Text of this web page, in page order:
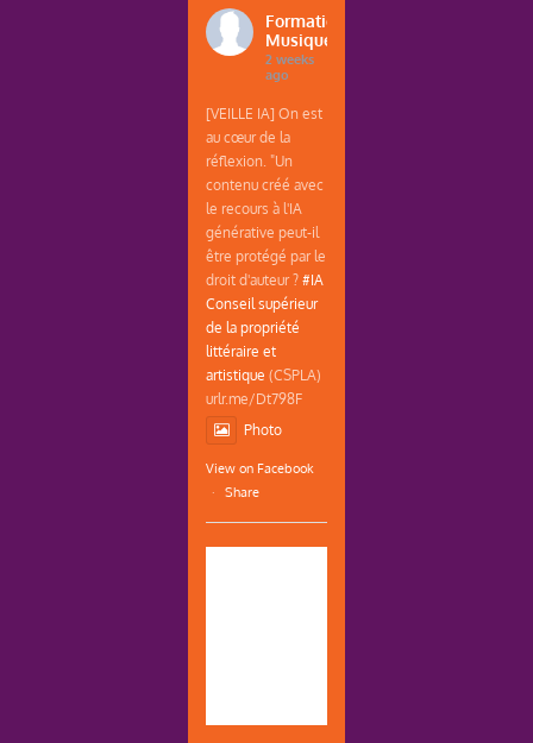
Formations
Musique
2 weeks
ago
[VEILLE IA] On est
au cœur de la
réflexion. "Un
contenu créé avec
le recours à l'IA
générative peut-il
être protégé par le
droit d'auteur ?#IA
Conseil supérieur
de la propriété
littéraire et
artistique (CSPLA)
urlr.me/Dt798F
Photo
View on Facebook
·
Share